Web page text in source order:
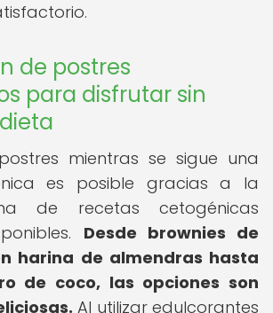
de postres
para disfrutar sin
mientras se sigue una
es posible gracias a la
de recetas cetogénicas
Desde brownies de
harina de almendras hasta
de coco, las opciones son
Al utilizar edulcorantes